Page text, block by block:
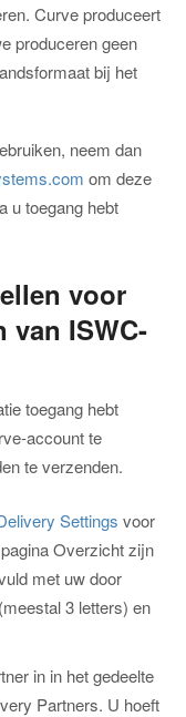
Curve produceert
produceren geen
bij het
neem dan
om deze
u toegang hebt
voor
van ISWC-
toegang hebt
account te
te verzenden.
Settings voor
Overzicht zijn
met uw door
3 letters) en
in in het gedeelte
Partners. U hoeft